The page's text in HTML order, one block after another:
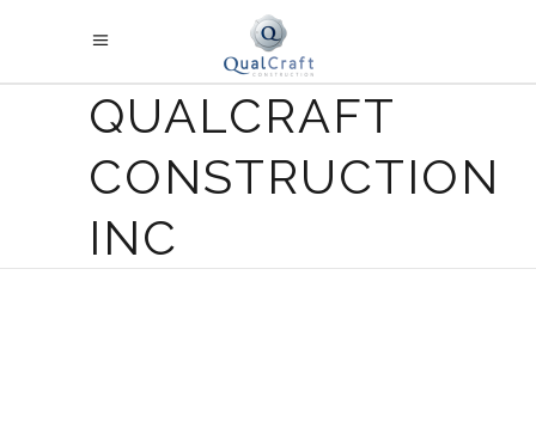
QUALCRAFT
CONSTRUCTION
INC